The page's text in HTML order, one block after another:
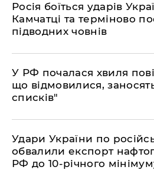
​Росія боїться ударів
Камчатці та терміново
підводних човнів
​У РФ почалася хвиля
що відмовилися,
списків"
​Удари України по
обвалили експорт
РФ до 10-річного